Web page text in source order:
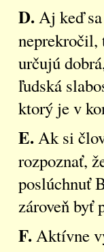
D.Aj keď
neprekročil,
určujú
ľudská
ktorý je v
E.Ak si
rozpoznať,
poslúchnuť
zároveň byť
F.Aktívne